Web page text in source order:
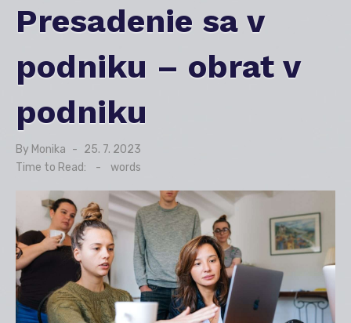
Presadenie sa v
podniku – obrat v
podniku
By Monika
Posted
on
25. 7. 2023
Time to Read:
- words